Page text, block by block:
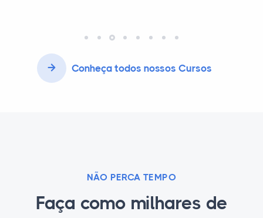
Conheça todos nossos Cursos
NÃO PERCA TEMPO
Faça como milhares de